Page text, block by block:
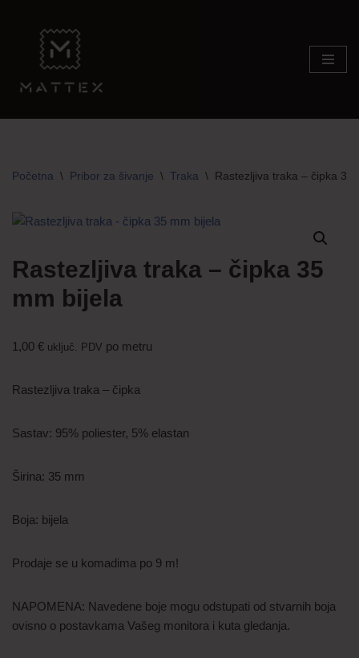
content
Početna \ Pribor za šivanje \ Traka \ Rastezljiva traka – čipka 35
Rastezljiva traka – čipka 35
mm bijela
1,00 € uključ. PDV po metru
Rastezljiva traka – čipka
Sastav: 95% poliester, 5% elastan
Širina: 35 mm
Boja: bijela
Prodaje se u komadima po 9 m!
NAPOMENA: Navedene boje mogu odstupati od stvarnih boja
ovisno o postavkama Vašeg monitora i kuta gledanja.